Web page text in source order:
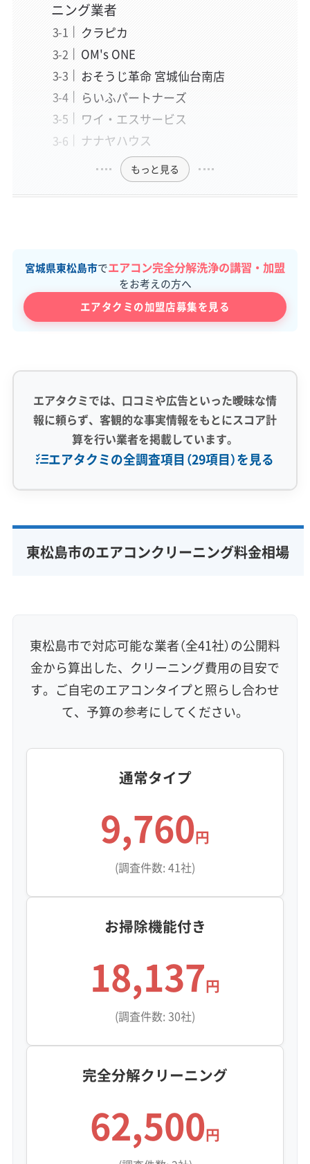
ニング業者
クラピカ
OM's ONE
おそうじ革命 宮城仙台南店
らいふパートナーズ
ワイ・エスサービス
ナナヤハウス
もっと見る
宮城県東松島市でエアコン完全分解洗浄の講習・加盟
をお考えの方へ
エアタクミの加盟店募集を見る
エアタクミでは、口コミや広告といった曖昧な情
報に頼らず、客観的な事実情報をもとにスコア計
算を行い業者を掲載しています。
エアタクミの全調査項目（29項目）を見る
完全分解洗浄 部分クリーニング
実績10年以上
保証付き アフターフォロー
女性スタッフ在籍
エコ洗剤使用
ハウスダスト除去
利便性・サービス (12)
当日予約可能
即日対応可能 24時間対応
土日祝日対応
防カビ・抗菌 消臭処理
※項目にカーソルを合わせると詳細な説明が表示されます。
東松島市のエアコンクリーニング料金相場
東松島市で対応可能な業者（全41社）の公開料
金から算出した、クリーニング費用の目安で
す。ご自宅のエアコンタイプと照らし合わせ
て、予算の参考にしてください。
通常タイプ
9,760円
(調査件数: 41社)
お掃除機能付き
18,137円
(調査件数: 30社)
完全分解クリーニング
62,500円